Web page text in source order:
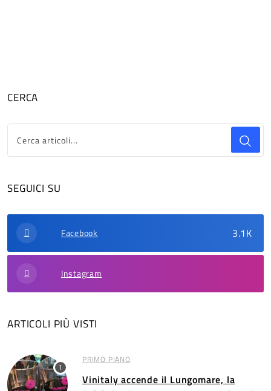
CERCA
SEGUICI SU
3.1K
Facebook
Instagram
ARTICOLI PIÙ VISTI
PRIMO PIANO
Vinitaly accende il Lungomare, la